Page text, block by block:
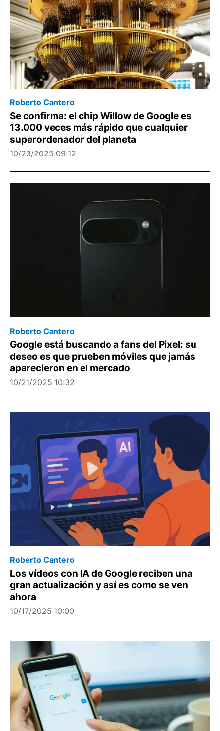
Roberto Cantero
Se confirma: el chip Willow de Google es
13.000 veces más rápido que cualquier
superordenador del planeta
10/23/2025 09:12
Roberto Cantero
Google está buscando a fans del Pixel: su
deseo es que prueben móviles que jamás
aparecieron en el mercado
10/21/2025 10:32
Roberto Cantero
Los vídeos con IA de Google reciben una
gran actualización y así es como se ven
ahora
10/17/2025 10:00